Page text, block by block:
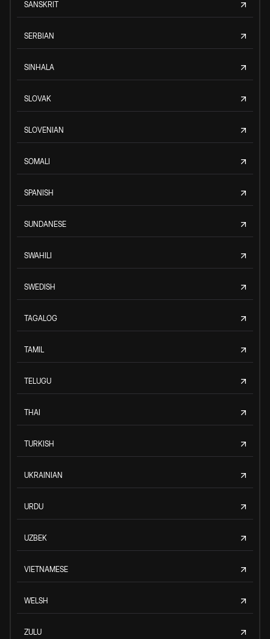
SANSKRIT
SERBIAN
SINHALA
SLOVAK
SLOVENIAN
SOMALI
SPANISH
SUNDANESE
SWAHILI
SWEDISH
TAGALOG
TAMIL
TELUGU
THAI
TURKISH
UKRAINIAN
URDU
UZBEK
VIETNAMESE
WELSH
ZULU